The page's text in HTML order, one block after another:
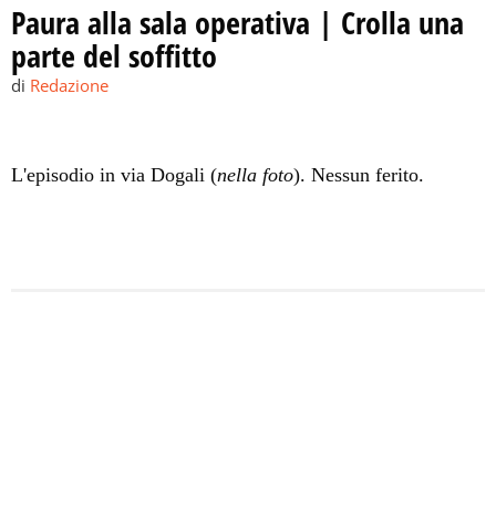
Paura alla sala operativa | Crolla una
parte del soffitto
di Redazione
L'episodio in via Dogali (nella foto). Nessun ferito.